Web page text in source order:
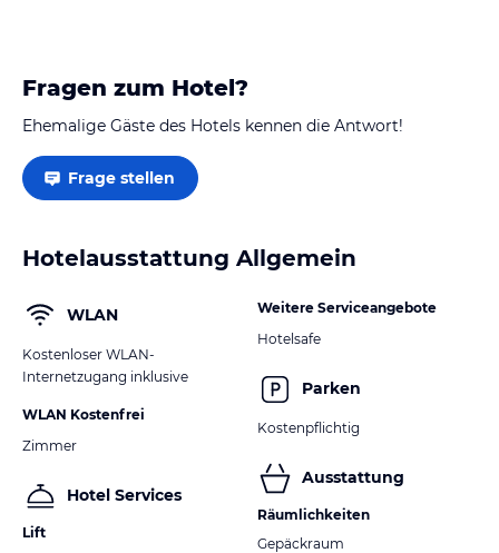
Fragen zum Hotel?
Ehemalige Gäste des Hotels kennen die Antwort!
Frage stellen
Hotelausstattung Allgemein
WLAN
Kostenloser WLAN-
Internetzugang inklusive
WLAN Kostenfrei
Zimmer
Hotel Services
Lift
Weitere Serviceangebote
Hotelsafe
Parken
Kostenpflichtig
Ausstattung
Räumlichkeiten
Gepäckraum